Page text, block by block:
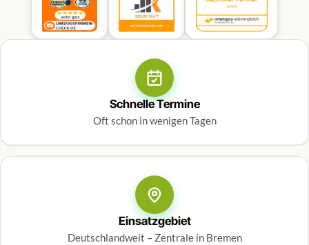
Schnelle Termine
Oft schon in wenigen Tagen
Einsatzgebiet
Deutschlandweit – Zentrale in Bremen